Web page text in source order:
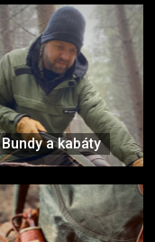
Bundy a kabáty